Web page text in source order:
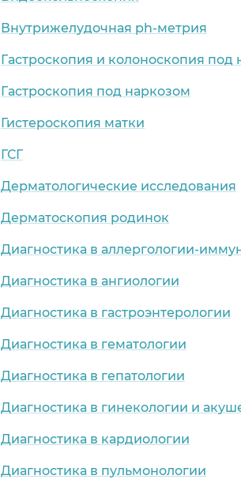
Внутрижелудочная ph-метрия
Гастроскопия и колоноскопия под
Гастроскопия под наркозом
Гистероскопия матки
ГСГ
Дерматологические исследования
Дерматоскопия родинок
Диагностика в аллергологии-
Диагностика в ангиологии
Диагностика в гастроэнтерологии
Диагностика в гематологии
Диагностика в гепатологии
Диагностика в гинекологии и
Диагностика в кардиологии
Диагностика в пульмонологии